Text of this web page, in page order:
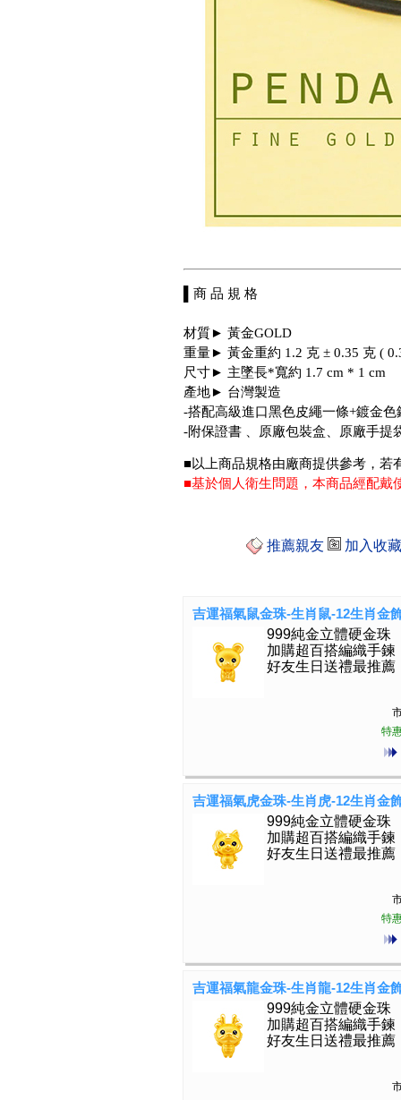
▌商 品 規 格
材質► 黃金GOLD
重量► 黃金重約 1.2 克 ± 0.35 克 (
尺寸► 主墜長*寬約 1.7 cm * 1 cm
產地► 台灣製造
-搭配高級進口黑色皮繩一條+鍍金色
-附保證書 、原廠包裝盒、原廠手提
■以上商品規格由廠商提供參考，若
■基於個人衛生問題，本商品經配戴
推薦親友 加入收
吉運福氣鼠金珠-生肖鼠-12生肖金
999純金立體硬金珠
加購超百搭編織手鍊
好友生日送禮最推薦
特
吉運福氣虎金珠-生肖虎-12生肖金
999純金立體硬金珠
加購超百搭編織手鍊
好友生日送禮最推薦
特
吉運福氣龍金珠-生肖龍-12生肖金
999純金立體硬金珠
加購超百搭編織手鍊
好友生日送禮最推薦